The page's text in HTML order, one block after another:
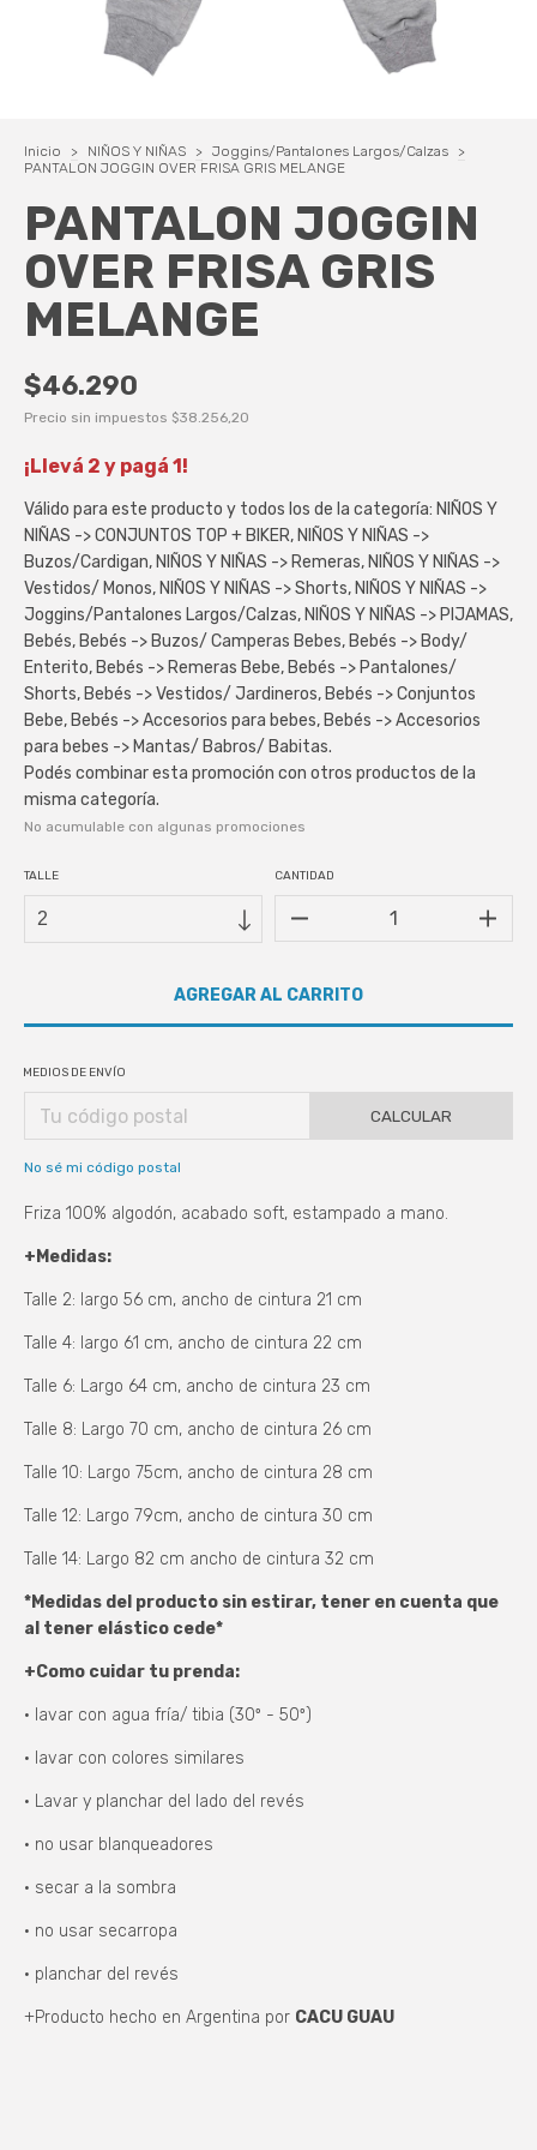
Inicio > NIÑOS Y NIÑAS > Joggins/Pantalones Largos/Calzas
>
PANTALON JOGGIN OVER FRISA GRIS MELANGE
PANTALON JOGGIN
OVER FRISA GRIS
MELANGE
$46.290
Precio sin impuestos $38.256,20
¡Llevá 2 y pagá 1!
Válido para este producto y todos los de la categoría: NIÑOS Y
NIÑAS -> CONJUNTOS TOP + BIKER, NIÑOS Y NIÑAS ->
Buzos/Cardigan, NIÑOS Y NIÑAS -> Remeras, NIÑOS Y NIÑAS ->
Vestidos/ Monos, NIÑOS Y NIÑAS -> Shorts, NIÑOS Y NIÑAS ->
Joggins/Pantalones Largos/Calzas, NIÑOS Y NIÑAS -> PIJAMAS,
Bebés, Bebés -> Buzos/ Camperas Bebes, Bebés -> Body/
Enterito, Bebés -> Remeras Bebe, Bebés -> Pantalones/
Shorts, Bebés -> Vestidos/ Jardineros, Bebés -> Conjuntos
Bebe, Bebés -> Accesorios para bebes, Bebés -> Accesorios
para bebes -> Mantas/ Babros/ Babitas.
Podés combinar esta promoción con otros productos de la
misma categoría.
No acumulable con algunas promociones
TALLE CANTIDAD
MEDIOS DE ENVÍO
CALCULAR
No sé mi código postal
Friza 100% algodón, acabado soft, estampado a mano.
+Medidas:
Talle 2: largo 56 cm, ancho de cintura 21 cm
Talle 4: largo 61 cm, ancho de cintura 22 cm
Talle 6: Largo 64 cm, ancho de cintura 23 cm
Talle 8: Largo 70 cm, ancho de cintura 26 cm
Talle 10: Largo 75cm, ancho de cintura 28 cm
Talle 12: Largo 79cm, ancho de cintura 30 cm
Talle 14: Largo 82 cm ancho de cintura 32 cm
*Medidas del producto sin estirar, tener en cuenta que
al tener elástico cede*
+Como cuidar tu prenda:
• lavar con agua fría/ tibia (30º - 50º)
• lavar con colores similares
• Lavar y planchar del lado del revés
• no usar blanqueadores
• secar a la sombra
• no usar secarropa
• planchar del revés
+Producto hecho en Argentina por CACU GUAU